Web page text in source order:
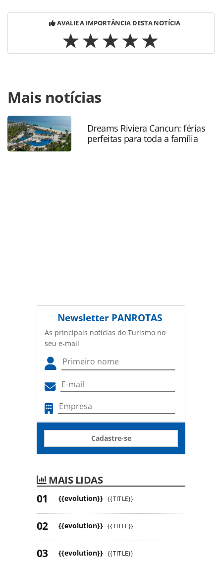
AVALIE A IMPORTÂNCIA DESTA NOTÍCIA
https://www.panrotas.com.br/agencias-de-
viagens/eventos/2025/08/bbc-connections-maceio-
contara-com-10-marcas-e-destinos-brasileiros-
confira_220549.html ou as ferramentas oferecidas na
página. Todo o conteúdo produzido pela PANROTAS
Editora é protegido pela legislação brasileira sobre direito
Mais notícias
Dreams Riviera Cancun: férias
perfeitas para toda a família
Newsletter PANROTAS
As principais notícias do Turismo no
seu e-mail
Cadastre-se
MAIS LIDAS
{{evolution}} {{TITLE}}
{{evolution}} {{TITLE}}
{{evolution}} {{TITLE}}